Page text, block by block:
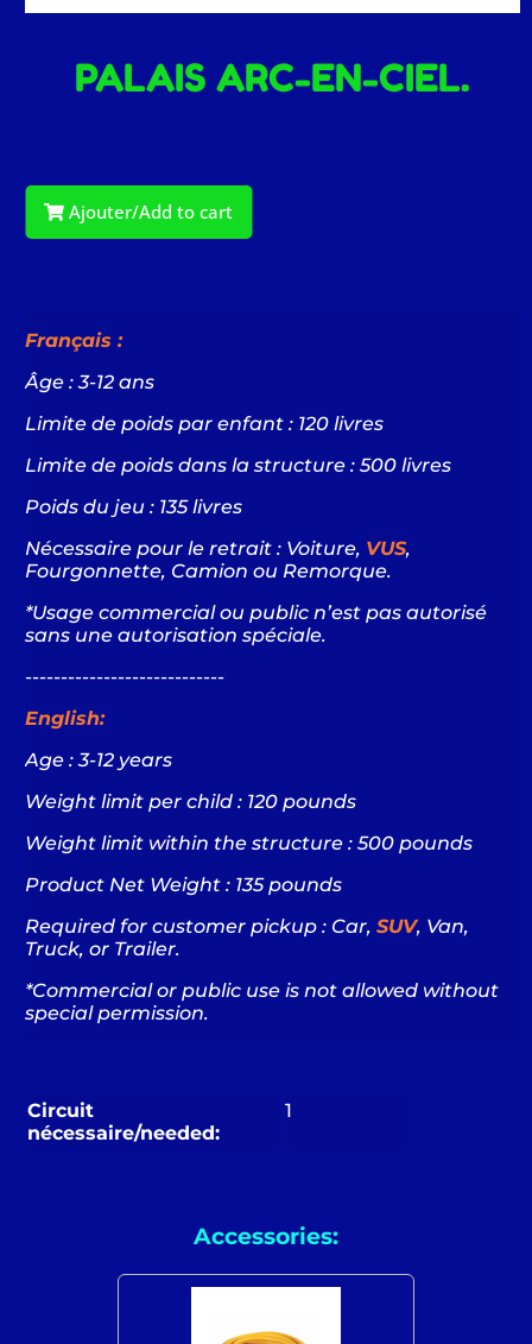
PALAIS ARC-EN-CIEL.
Ajouter/Add to cart
Français :
Âge : 3-12 ans
Limite de poids par enfant : 120 livres
Limite de poids dans la structure : 500 livres
Poids du jeu : 135 livres
Nécessaire pour le retrait : Voiture, VUS,
Fourgonnette, Camion ou Remorque.
*Usage commercial ou public n’est pas autorisé
sans une autorisation spéciale.
----------------------------
English:
Age : 3-12 years
Weight limit per child : 120 pounds
Weight limit within the structure : 500 pounds
Product Net Weight : 135 pounds
Required for customer pickup : Car,SUV, Van,
Truck, or Trailer.
*Commercial or public use is not allowed without
special permission.
Circuit
nécessaire/needed:
1
Accessories: